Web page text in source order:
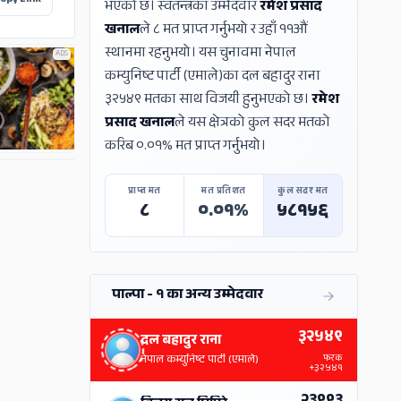
ADS
भएको छ। स्वतन्त्रका उम्मेदवाररमेश प्रसाद
खनालले ८ मत प्राप्त गर्नुभयो र उहाँ ११औं
स्थानमा रहनुभयो। यस चुनावमा नेपाल
कम्युनिष्ट पार्टी (एमाले)का दल बहादुर राना
३२५४९ मतका साथ विजयी हुनुभएको छ।रमेश
प्रसाद खनालले यस क्षेत्रको कुल सदर मतको
करिब ०.०१% मत प्राप्त गर्नुभयो।
प्राप्त मत
८
मत प्रतिशत
०.०१%
कुल सदर मत
५८१५६
पाल्पा - १ का अन्य उम्मेदवार
दल बहादुर राना
नेपाल कम्युनिष्ट पार्टी (एमाले)
३२५४९
फरक
+३२५४१